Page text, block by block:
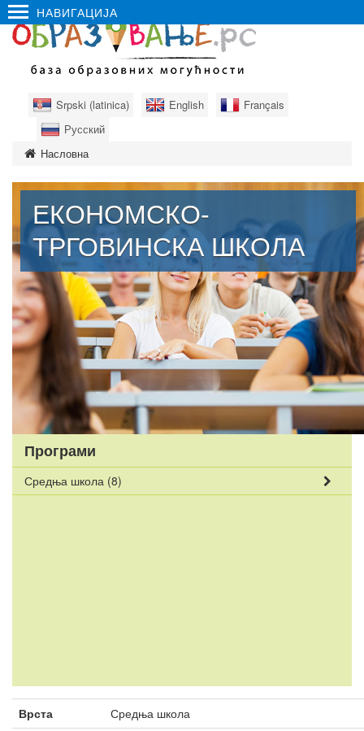
НАВИГАЦИЈА
Srpski (latinica) English
Français
Русский
Насловна
ЕКОНОМСКО-
ТРГОВИНСКА ШКОЛА
Програми
Средња школа (8)
Врста
Средња школа